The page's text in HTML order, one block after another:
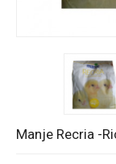
Manje Recria -